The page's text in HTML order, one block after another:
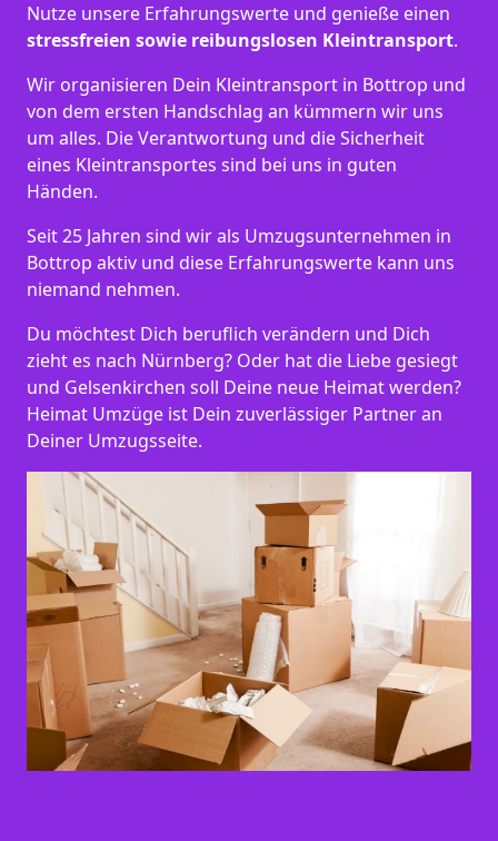
Nutze unsere Erfahrungswerte und genieße einen
stressfreien sowie reibungslosen Kleintransport.
Wir organisieren Dein Kleintransport in Bottrop und
von dem ersten Handschlag an kümmern wir uns
um alles. Die Verantwortung und die Sicherheit
eines Kleintransportes sind bei uns in guten
Händen.
Seit 25 Jahren sind wir als Umzugsunternehmen in
Bottrop aktiv und diese Erfahrungswerte kann uns
niemand nehmen.
Du möchtest Dich beruflich verändern und Dich
zieht es nach Nürnberg? Oder hat die Liebe gesiegt
und Gelsenkirchen soll Deine neue Heimat werden?
Heimat Umzüge ist Dein zuverlässiger Partner an
Deiner Umzugsseite.